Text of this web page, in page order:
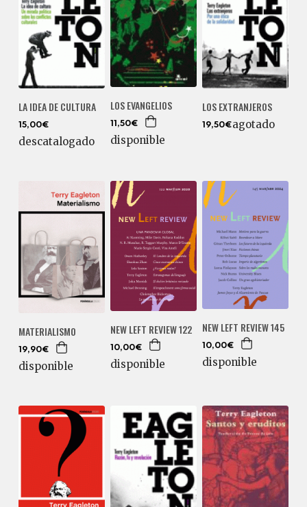
LA IDEA DE CULTURA
15,00€
descatalogado
LOS EVANGELIOS
11,50€
disponible
LOS EXTRANJEROS
19,50€agotado
MATERIALISMO
19,90€
disponible
NEW LEFT REVIEW 122
10,00€
disponible
NEW LEFT REVIEW 145
10,00€
disponible